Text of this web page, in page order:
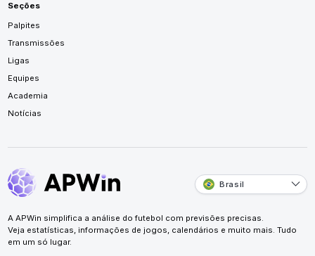
Seções
Palpites
Transmissões
Ligas
Equipes
Academia
Notícias
Brasil
A APWin simplifica a análise do futebol com previsões precisas.
Veja estatísticas, informações de jogos, calendários e muito mais. Tudo
em um só lugar.